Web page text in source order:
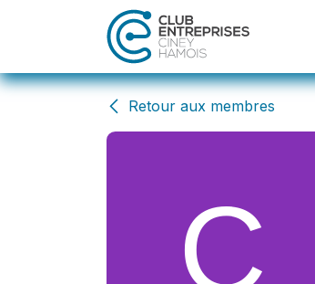
Se rendre au contenu
Retour aux membres